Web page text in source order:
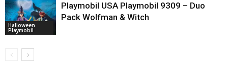
Halloween
Playmobil
Playmobil USA Playmobil 9309 – Duo
Pack Wolfman & Witch